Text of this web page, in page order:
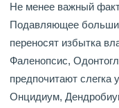
Не менее важный
Подавляющее
переносят избытка
Фаленопсис,
предпочитают слегка
Онцидиум,